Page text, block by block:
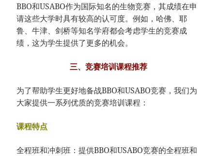
BBO和USABO作为国际知名的生物竞赛，其成绩在申
请这些大学时具有较高的认可度。例如，哈佛、耶
鲁、牛津、剑桥等知名学府都会考虑学生的竞赛成
绩，这为学生提供了更多的机会。
三、竞赛培训课程推荐
为了帮助学生更好地备战BBO和USABO竞赛，我们为
大家提供一系列优质的竞赛培训课程：
课程特点
全程班和冲刺班：提供BBO和USABO竞赛的全程班和